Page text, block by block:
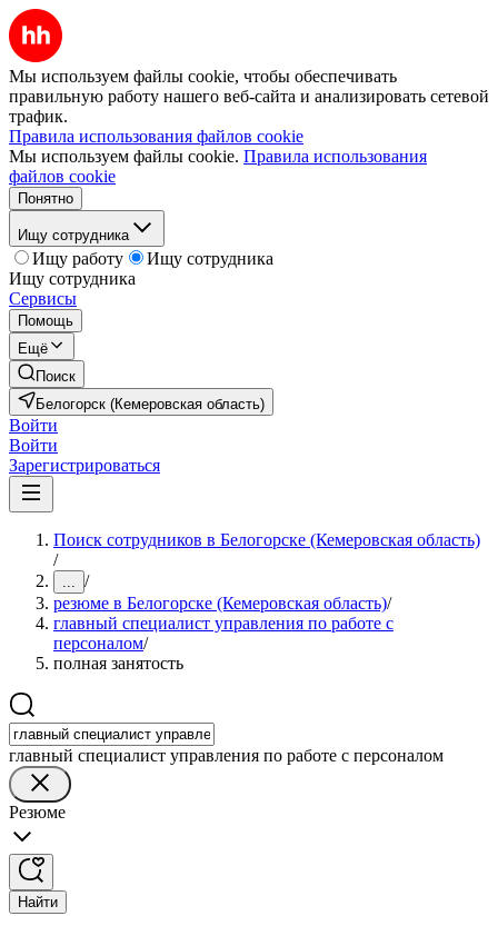
Мы используем файлы cookie, чтобы обеспечивать
правильную работу нашего веб-сайта и анализировать сетевой
трафик.
Правила использования файлов cookie
Мы используем файлы cookie. Правила использования
файлов cookie
Понятно
Ищу сотрудника
Ищу работу
Ищу сотрудника
Ищу сотрудника
Сервисы
Помощь
Ещё
Поиск
Белогорск (Кемеровская область)
Войти
Войти
Зарегистрироваться
Поиск сотрудников в Белогорске (Кемеровская область)
/
... /
резюме в Белогорске (Кемеровская область)/
главный специалист управления по работе с
персоналом/
полная занятость
главный специалист управления по работе с персоналом
Резюме
Найти